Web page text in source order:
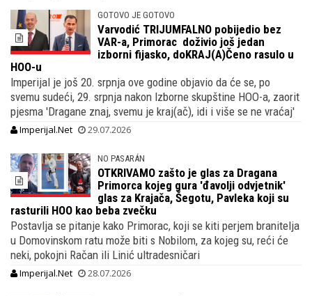
GOTOVO JE GOTOVO
Varvodić TRIJUMFALNO pobijedio bez
VAR-a, Primorac doživio još jedan
izborni fijasko, doKRAJ(A)Čeno rasulo u
HOO-u
Imperijal je još 20. srpnja ove godine objavio da će se, po
svemu sudeći, 29. srpnja nakon Izborne skupštine HOO-a, zaorit
pjesma 'Dragane znaj, svemu je kraj(ač), idi i više se ne vraćaj'
Imperijal.Net 29.07.2026
NO PASARÁN
OTKRIVAMO zašto je glas za Dragana
Primorca kojeg gura 'đavolji odvjetnik'
glas za Krajača, Šegotu, Pavleka koji su
rasturili HOO kao beba zvečku
Postavlja se pitanje kako Primorac, koji se kiti perjem branitelja
u Domovinskom ratu može biti s Nobilom, za kojeg su, reći će
neki, pokojni Račan ili Linić ultradesničari
Imperijal.Net 28.07.2026